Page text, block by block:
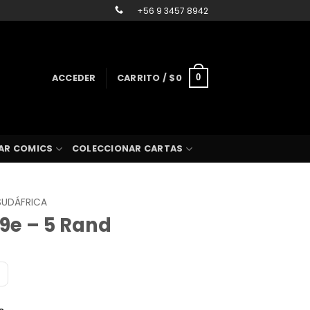
+56 9 3457 8942
ACCEDER CARRITO / $0 0
COMICS COLECCIONAR CARTAS
– 5 Rand